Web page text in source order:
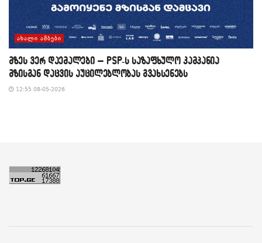
ᲐᲮᲐᲚᲘ ᲐᲛᲑᲔᲑᲘ
მზეს ვერ დაემალები – PSP-ს საზაფხულო კამპანია
მზისგან დაცვის აუცილებლობას გვახსენებს
12:55 08-05-2026